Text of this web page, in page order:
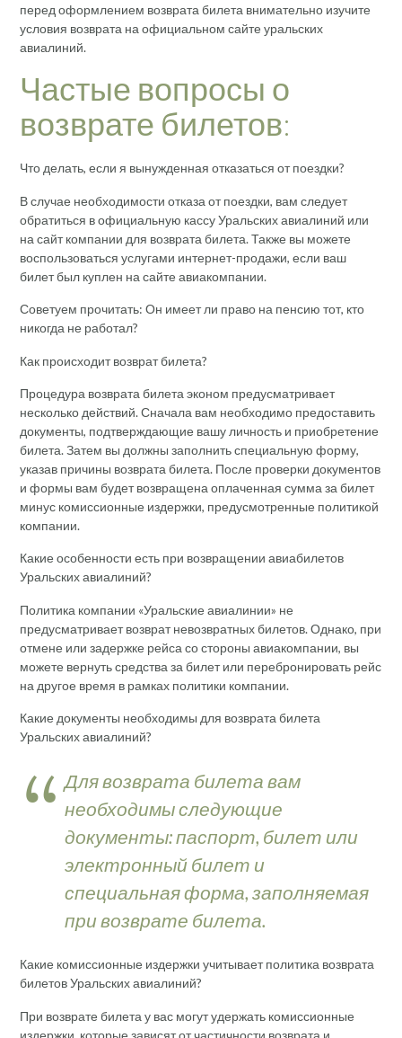
перед оформлением возврата билета внимательно изучите
условия возврата на официальном сайте уральских
авиалиний.
Частые вопросы о
возврате билетов:
Что делать, если я вынужденная отказаться от поездки?
В случае необходимости отказа от поездки, вам следует
обратиться в официальную кассу Уральских авиалиний или
на сайт компании для возврата билета. Также вы можете
воспользоваться услугами интернет-продажи, если ваш
билет был куплен на сайте авиакомпании.
Советуем прочитать: Он имеет ли право на пенсию тот, кто
никогда не работал?
Как происходит возврат билета?
Процедура возврата билета эконом предусматривает
несколько действий. Сначала вам необходимо предоставить
документы, подтверждающие вашу личность и приобретение
билета. Затем вы должны заполнить специальную форму,
указав причины возврата билета. После проверки документов
и формы вам будет возвращена оплаченная сумма за билет
минус комиссионные издержки, предусмотренные политикой
компании.
Какие особенности есть при возвращении авиабилетов
Уральских авиалиний?
Политика компании «Уральские авиалинии» не
предусматривает возврат невозвратных билетов. Однако, при
отмене или задержке рейса со стороны авиакомпании, вы
можете вернуть средства за билет или перебронировать рейс
на другое время в рамках политики компании.
Какие документы необходимы для возврата билета
Уральских авиалиний?
Для возврата билета вам
необходимы следующие
документы: паспорт, билет или
электронный билет и
специальная форма, заполняемая
при возврате билета.
Какие комиссионные издержки учитывает политика возврата
билетов Уральских авиалиний?
При возврате билета у вас могут удержать комиссионные
издержки, которые зависят от частичности возврата и